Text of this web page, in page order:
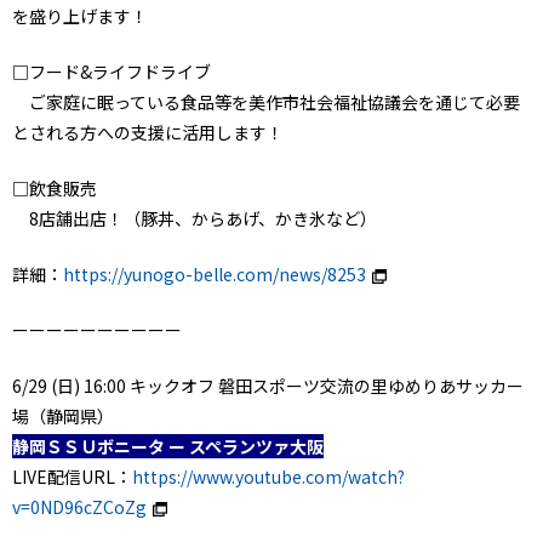
を盛り上げます！
□フード&ライフドライブ
ご家庭に眠っている食品等を美作市社会福祉協議会を通じて必要
とされる方への支援に活用します！
□飲食販売
8店舗出店！（豚丼、からあげ、かき氷など）
詳細： https://yunogo-belle.com/news/8253
ーーーーーーーーーー
6/29 (日) 16:00 キックオフ 磐田スポーツ交流の里ゆめりあサッカー
場（静岡県）
静岡ＳＳＵボニータ ー スペランツァ大阪
LIVE配信URL： https://www.youtube.com/watch?
v=0ND96cZCoZg